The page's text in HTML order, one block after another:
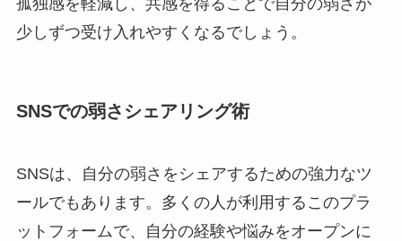
孤独感を軽減し、共感を得ることで自分の弱さが
少しずつ受け入れやすくなるでしょう。
SNSでの弱さシェアリング術
SNSは、自分の弱さをシェアするための強力なツ
ールでもあります。多くの人が利用するこのプラ
ットフォームで、自分の経験や悩みをオープンに